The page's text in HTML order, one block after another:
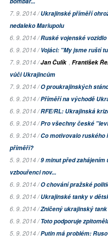
7. 9. 2014 /Ukrajinské příměří
nedaleko Mariupolu
6. 9. 2014 /Ruské vojenské
6. 9. 2014 /Vojáci: "My jsme ruští
7. 9. 2014 /Jan Čulík , František
vůči Ukrajincům
7. 9. 2014 /O proukrajinských
6. 9. 2014 /Příměří na východě
6. 9. 2014 /RFE/RL: Ukrajinská
6. 9. 2014 /Pro všechny české
6. 9. 2014 /Co motivovalo ruského
příměří?
5. 9. 2014 /9 minut před
vzbouřenci nov...
6. 9. 2014 /O chování pražské
6. 9. 2014 /Ukrajinské tanky v
6. 9. 2014 /Zničený ukrajinský
6. 9. 2014 /Toto podporuje
5. 9. 2014 /Putin má problém: